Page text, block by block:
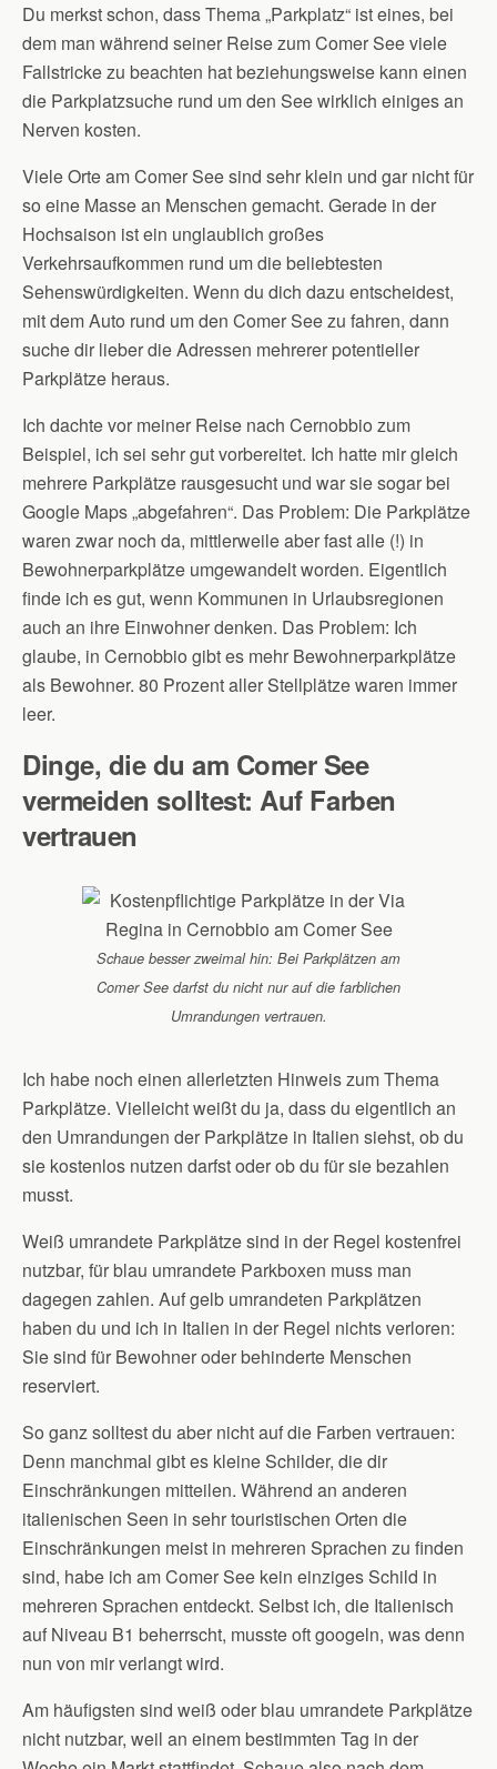
Du merkst schon, dass Thema „Parkplatz“ ist eines, bei
dem man während seiner Reise zum Comer See viele
Fallstricke zu beachten hat beziehungsweise kann einen
die Parkplatzsuche rund um den See wirklich einiges an
Nerven kosten.
Viele Orte am Comer See sind sehr klein und gar nicht für
so eine Masse an Menschen gemacht. Gerade in der
Hochsaison ist ein unglaublich großes
Verkehrsaufkommen rund um die beliebtesten
Sehenswürdigkeiten. Wenn du dich dazu entscheidest,
mit dem Auto rund um den Comer See zu fahren, dann
suche dir lieber die Adressen mehrerer potentieller
Parkplätze heraus.
Ich dachte vor meiner Reise nach Cernobbio zum
Beispiel, ich sei sehr gut vorbereitet. Ich hatte mir gleich
mehrere Parkplätze rausgesucht und war sie sogar bei
Google Maps „abgefahren“. Das Problem: Die Parkplätze
waren zwar noch da, mittlerweile aber fast alle (!) in
Bewohnerparkplätze umgewandelt worden. Eigentlich
finde ich es gut, wenn Kommunen in Urlaubsregionen
auch an ihre Einwohner denken. Das Problem: Ich
glaube, in Cernobbio gibt es mehr Bewohnerparkplätze
als Bewohner. 80 Prozent aller Stellplätze waren immer
leer.
Dinge, die du am Comer See
vermeiden solltest: Auf Farben
vertrauen
Schaue besser zweimal hin: Bei Parkplätzen am
Comer See darfst du nicht nur auf die farblichen
Umrandungen vertrauen.
Ich habe noch einen allerletzten Hinweis zum Thema
Parkplätze. Vielleicht weißt du ja, dass du eigentlich an
den Umrandungen der Parkplätze in Italien siehst, ob du
sie kostenlos nutzen darfst oder ob du für sie bezahlen
musst.
Weiß umrandete Parkplätze sind in der Regel kostenfrei
nutzbar, für blau umrandete Parkboxen muss man
dagegen zahlen. Auf gelb umrandeten Parkplätzen
haben du und ich in Italien in der Regel nichts verloren:
Sie sind für Bewohner oder behinderte Menschen
reserviert.
So ganz solltest du aber nicht auf die Farben vertrauen:
Denn manchmal gibt es kleine Schilder, die dir
Einschränkungen mitteilen. Während an anderen
italienischen Seen in sehr touristischen Orten die
Einschränkungen meist in mehreren Sprachen zu finden
sind, habe ich am Comer See kein einziges Schild in
mehreren Sprachen entdeckt. Selbst ich, die Italienisch
auf Niveau B1 beherrscht, musste oft googeln, was denn
nun von mir verlangt wird.
Am häufigsten sind weiß oder blau umrandete Parkplätze
nicht nutzbar, weil an einem bestimmten Tag in der